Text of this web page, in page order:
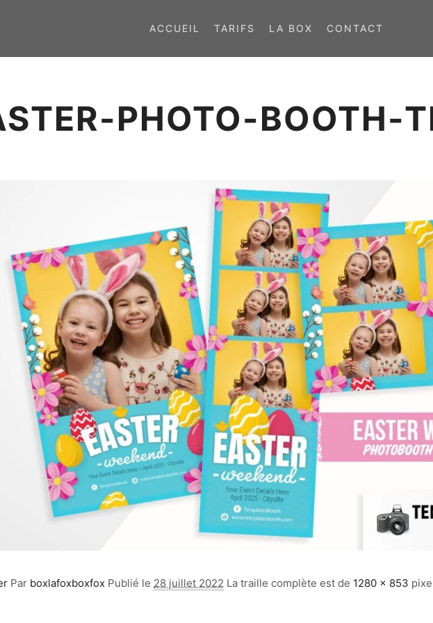
ACCUEIL TARIFS LA BOX CONTACT
PHOTO-BOOTH-
Par boxlafoxboxfox Publié le 28 juillet 2022 La traille complète est de 1280 × 853